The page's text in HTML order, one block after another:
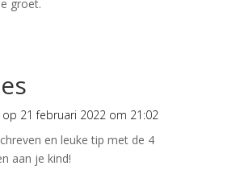
groet.
op 21 februari 2022 om 21:02
en leuke tip met de 4
aan je kind!